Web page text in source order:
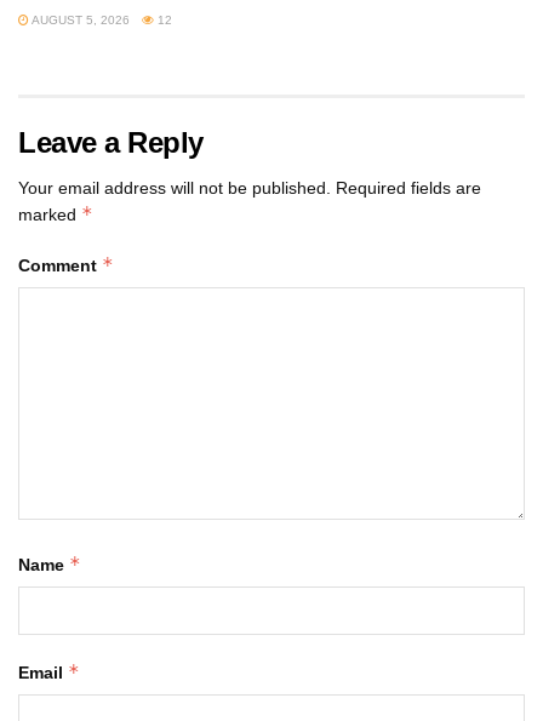
AUGUST 5, 2026 12
Leave a Reply
Your email address will not be published. Required fields are
marked *
Comment *
Name *
Email *